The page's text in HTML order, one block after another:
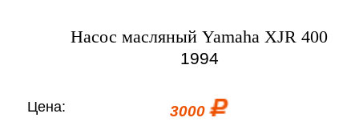
Насос масляный Yamaha XJR 400
1994
Цена: 3000